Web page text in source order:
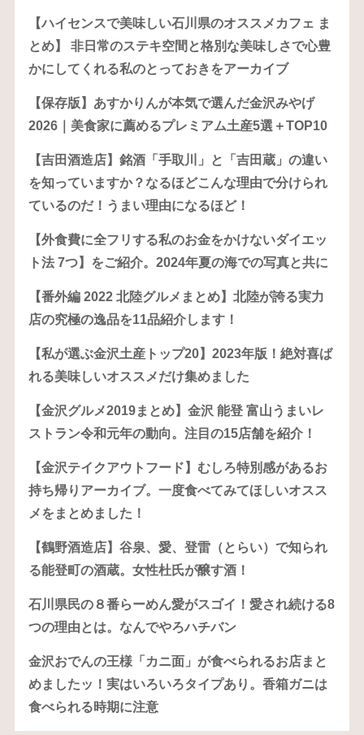
【ハイセンスで美味しい石川県のオススメカフェ ま
とめ】 非日常のステキ空間と格別な美味しさで心豊
かにしてくれる私のとっておきをアーカイブ
【保存版】あすかりんが本気で選んだ金沢みやげ
2026｜美食家に薦めるプレミアム土産5選＋TOP10
【吉田酒造店】銘酒「手取川」と「吉田蔵」の違い
を知っていますか？なるほどこんな理由で分けられ
ているのだ！うまい理由になるほど！
【外食費に全フリする私のお金をかけないダイエッ
ト法 7つ】をご紹介。2024年夏の海での写真と共に
【番外編 2022 北陸グルメまとめ】北陸が誇る実力
店の究極の逸品を11品紹介します！
【私が選ぶ金沢土産トップ20】2023年版！絶対喜ば
れる美味しいオススメだけ集めました
【金沢グルメ2019まとめ】金沢 能登 富山うまいレ
ストラン令和元年の動向。注目の15店舗を紹介！
【金沢テイクアウトフード】むしろ特別感があるお
持ち帰りアーカイブ。一度食べてみてほしいオスス
メをまとめました！
【鶴野酒造店】谷泉、愛、登雷（とらい）で知られ
る能登町の酒蔵。女性杜氏が醸す酒！
石川県民の８番らーめん愛がスゴイ！愛され続ける8
つの理由とは。なんでやろハチバン
金沢おでんの王様「カニ面」が食べられるお店まと
めましたッ！実はいろいろタイプあり。香箱ガニは
食べられる時期に注意